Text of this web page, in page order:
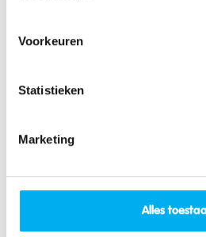
Voorkeuren
Statistieken
Marketing
Alles